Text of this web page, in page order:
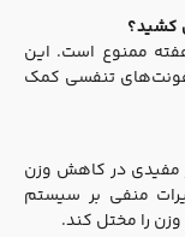
بعد از عمل اسلیو تا ۸ هفته ممنوع است. این
تنفسی کمک
مفیدی در کاهش وزن
منفی بر سیستم
را مختل کند.